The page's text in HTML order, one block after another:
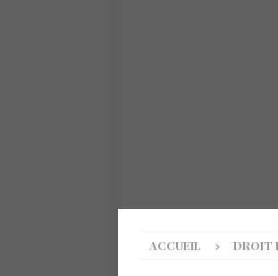
ACCUEIL DROIT